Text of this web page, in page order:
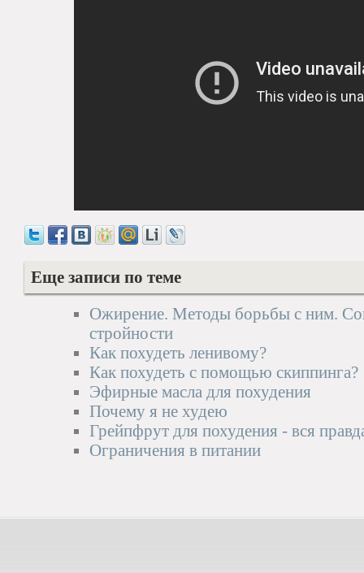
Еще записи по теме
Ожирение. Методы борьбы с ним.
стройности
Как похудеть ленивому?
Как похудеть с помощью скиппинга?
Эфирные масла для похудения
Почему я не худею
Грейпфрут для похудения - вся
Ограничения в питании